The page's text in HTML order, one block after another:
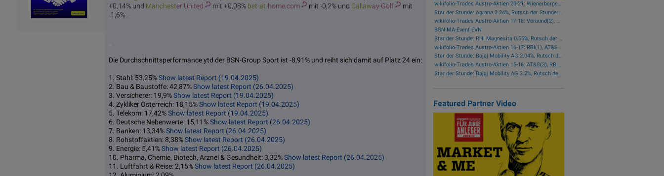
+0,14% und Manchester United mit +0,08% bet-at-home.com mit -0,2% und Callaway Golf
mit
-1,6% .
Die Durchschnittsperformance ytd der BSN-Group Sport ist -8,91% und reiht sich damit auf Platz 24 ein:
1. Stahl: 53,25%Show latest Report (19.04.2025)
2. Bau & Baustoffe: 42,87%Show latest Report (26.04.2025)
3. Versicherer: 19,9%Show latest Report (19.04.2025)
4. Zykliker Österreich: 18,15%Show latest Report (19.04.2025)
5. Telekom: 17,42%Show latest Report (19.04.2025)
6. Deutsche Nebenwerte: 15,11%Show latest Report (26.04.2025)
7. Banken: 13,34%Show latest Report (26.04.2025)
8. Rohstoffaktien: 8,38%Show latest Report (26.04.2025)
9. Energie: 5,41%Show latest Report (26.04.2025)
10. Pharma, Chemie, Biotech, Arznei & Gesundheit: 3,32%Show latest Report (26.04.2025)
11. Luftfahrt & Reise: 2,15%Show latest Report (26.04.2025)
wikifolio-Trades Austro-Aktien 20-21: Wienerberger(1)
wikifolio-Trades Austro-Aktien 17-18: Verbund(2), Österreichische Post(1)
BSN MA-Event EVN
Star der Stunde: RHI Magnesita 0.55%, Rutsch der Stunde: AT&S -2.29%
Star der Stunde: Bajaj Mobility AG 2.04%, Rutsch der Stunde: Frequentis -1.76%
wikifolio-Trades Austro-Aktien 15-16: AT&S(3), RBI(2), Wienerberger(1), voestalpine(1), Kontron(1), Bawag(1)
Star der Stunde: Bajaj Mobility AG 3.2%, Rutsch der Stunde: Polytec Group -1.01%
Featured Partner Video